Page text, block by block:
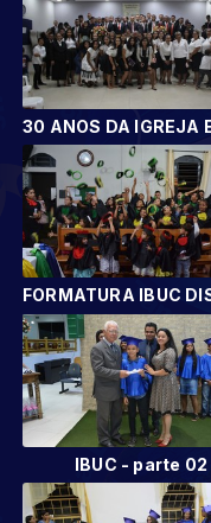
IBUC - parte 02